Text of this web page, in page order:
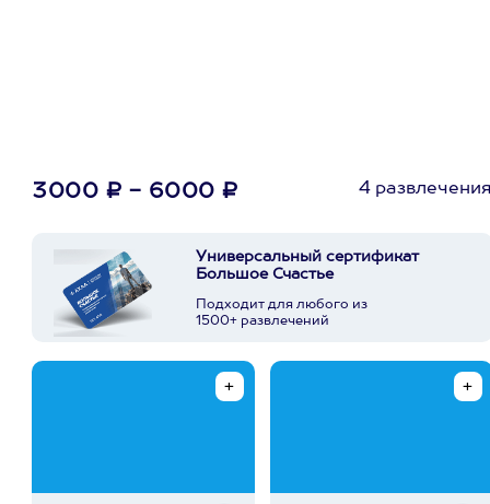
3000 ₽ - 6000 ₽ 4
Универсальный сертификат
Большое Счастье
Подходит для любого из
1500+ развлечений